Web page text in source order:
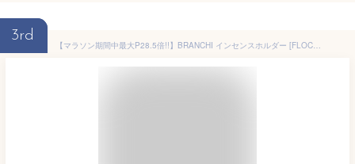
3rd
【マラソン期間中最大P28.5倍!!】BRANCHI インセンスホルダー [FLOCCUS] Sサイズ お香立て インセンス ホルダー インセンススタンド おしゃれ 真鍮 ブラス 香炉 香皿 お香 日本製 スティック ホルダー ギフト プレゼント WEST VILLAGE TOKYO